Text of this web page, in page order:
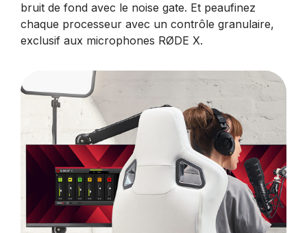
bruit de fond avec le noise gate. Et peaufinez
chaque processeur avec un contrôle granulaire,
exclusif aux microphones RØDE X.